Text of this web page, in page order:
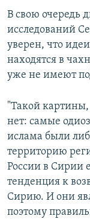
В свою очередь
исследований
уверен, что
находятся в
уже не имеют
"Такой картины,
нет: самые
ислама были
территорию
России в Сирии
тенденция к
Сирию. И они
поэтому